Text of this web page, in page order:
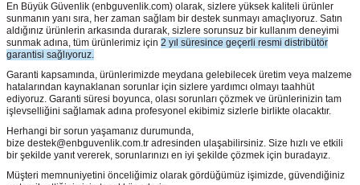
En Büyük Güvenlik (enbguvenlik.com) olarak, sizlere yüksek kaliteli ürünler
sunmanın yanı sıra, her zaman sağlam bir destek sunmayı amaçlıyoruz. Satın
aldığınız ürünlerin arkasında durarak, sizlere sorunsuz bir kullanım deneyimi
sunmak adına, tüm ürünlerimiz için 2 yıl süresince geçerli resmi distribütör
garantisi sağlıyoruz.
Garanti kapsamında, ürünlerimizde meydana gelebilecek üretim veya malzeme
hatalarından kaynaklanan sorunlar için sizlere yardımcı olmayı taahhüt
ediyoruz. Garanti süresi boyunca, olası sorunları çözmek ve ürünlerinizin tam
işlevselliğini sağlamak adına profesyonel ekibimiz sizlerle birlikte olacaktır.
Herhangi bir sorun yaşamanız durumunda,
bize destek@enbguvenlik.com.tr adresinden ulaşabilirsiniz. Size hızlı ve etkili
bir şekilde yanıt vererek, sorunlarınızı en iyi şekilde çözmek için buradayız.
Müşteri memnuniyetini önceliğimiz olarak gördüğümüz işimizde, güvendiğiniz